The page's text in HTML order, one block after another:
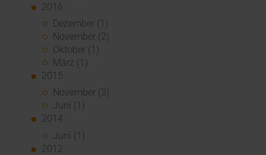
2016
Dezember (1)
November (2)
Oktober (1)
März (1)
2015
November (3)
Juni (1)
2014
Juni (1)
2012